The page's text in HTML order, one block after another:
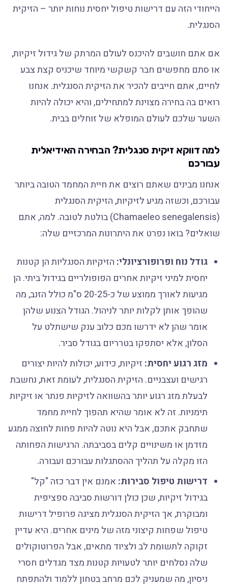
הייחודי הזה עם דרישות טיפול יחסית נוחות יותר – הזיקית
הסנגלית.
אם אתם חושבים להיכנס לעולם המרתק של גידול זיקיות,
או סתם מחפשים חבר קשקשי מיוחד שיכניס קצת צבע
לחיים, אתם חייבים להכיר את הזיקית הסנגלית. אנחנו
רואים בה בחירה מצוינת למתחילים, והיא יכולה להיות
השער שלכם לעולם המופלא של זוחלים בבית.
למה דווקא זיקית סנגלית? הבחירה האידיאלית
עבורכם
אנחנו מבינים שאתם רוצים את חיית המחמד הטובה ביותר
עבורכם, וכשזה מגיע לזיקיות, הזיקית הסנגלית
(Chamaeleo senegalensis) בולטת לטובה. למה, אתם
שואלים? בואו נפרט את היתרונות המרכזיים שלה:
גודל נוח ופרופורציונלי:הזיקיות הסנגליות הן קטנות
יחסית למיני זיקיות אחרים הפופולריים בגידול ביתי. הן
מגיעות לאורך ממוצע של כ-20-25 ס"מ כולל הזנב, מה
שהופך אותן לקלות יותר לניהול. הגודל הצנוע שלהן
אומר שהן לא ידרשו מכם כלוב ענק שישתלט על
הסלון, אלא יסתפקו בטרריום בגודל סביר.
מזג רגוע יחסית:זיקיות, כידוע, יכולות להיות יצורים
רגישים ועצבניים. הזיקית הסנגלית, לעומת זאת, נחשבת
לבעלת מזג רגוע יותר בהשוואה לזיקיות פנתר או זיקיות
תימניות. זה לא אומר שהיא תהפוך לחיית מחמד
שתחבק אתכם, אבל היא נוטה להיות פחות לחוצה ממגע
מזדמן או משינויים קלים בסביבתה. הרגישות הפחותה
הזו מקלה על תהליך ההסתגלות עבורכם ועבורה.
דרישות טיפול סבירות:אמנם אין דבר כזה "קל"
בגידול זיקיות, שכן כולן דורשות סביבה ספציפית
ומבוקרת, אך הזיקית הסנגלית מציגה פרופיל דרישות
טיפול שפחות קיצוני מזה של מינים אחרים. היא עדיין
זקוקה לתשומת לב ולציוד מתאים, אבל הפרוטוקולים
שלה נסלחים יותר לטעויות קטנות מצד מגדלים חסרי
ניסיון, מה שמעניק לכם מרחב בטחון ללמוד ולהתפתח